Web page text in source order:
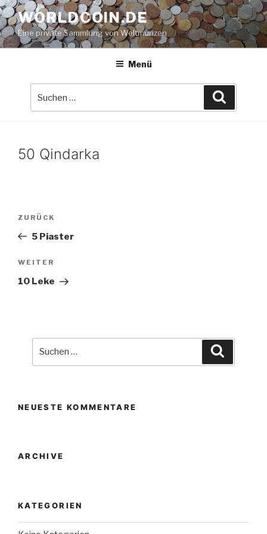
Zum
Inhalt
springen
WORLDCOIN.DE
Eine private Sammlung von Weltmünzen
Menü
50 Qindarka
Beitrags-
Vorheriger
Beitrag
ZURÜCK
5 Piaster
Nächster
Beitrag
WEITER
10 Leke
NEUESTE KOMMENTARE
ARCHIVE
KATEGORIEN